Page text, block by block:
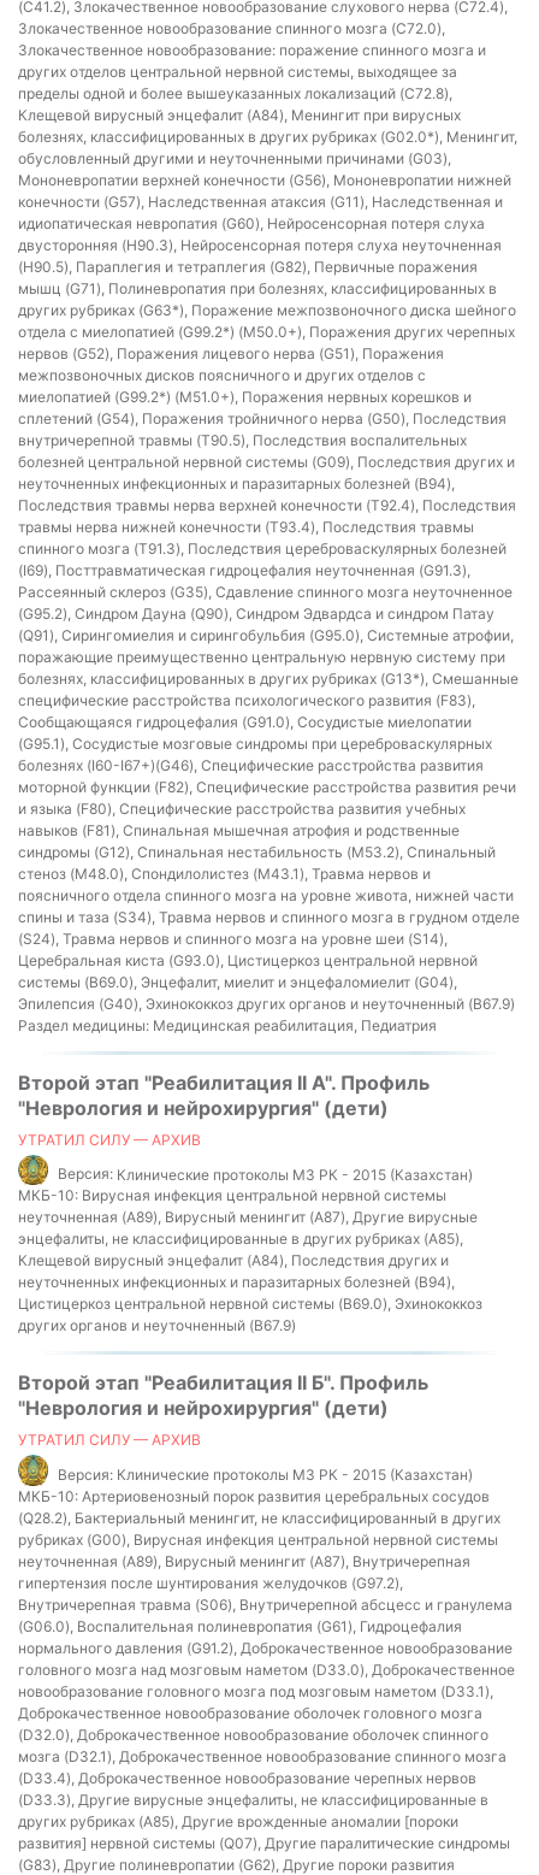
(C41.2), Злокачественное новообразование слухового нерва (C72.4),
Злокачественное новообразование спинного мозга (C72.0),
Злокачественное новообразование: поражение спинного мозга и
других отделов центральной нервной системы, выходящее за
пределы одной и более вышеуказанных локализаций (C72.8),
Клещевой вирусный энцефалит (A84), Менингит при вирусных
болезнях, классифицированных в других рубриках (G02.0*), Менингит,
обусловленный другими и неуточненными причинами (G03),
Мононевропатии верхней конечности (G56), Мононевропатии нижней
конечности (G57), Наследственная атаксия (G11), Наследственная и
идиопатическая невропатия (G60), Нейросенсорная потеря слуха
двусторонняя (H90.3), Нейросенсорная потеря слуха неуточненная
(H90.5), Параплегия и тетраплегия (G82), Первичные поражения
мышц (G71), Полиневропатия при болезнях, классифицированных в
других рубриках (G63*), Поражение межпозвоночного диска шейного
отдела с миелопатией (G99.2*) (M50.0+), Поражения других черепных
нервов (G52), Поражения лицевого нерва (G51), Поражения
межпозвоночных дисков поясничного и других отделов с
миелопатией (G99.2*) (M51.0+), Поражения нервных корешков и
сплетений (G54), Поражения тройничного нерва (G50), Последствия
внутричерепной травмы (T90.5), Последствия воспалительных
болезней центральной нервной системы (G09), Последствия других и
неуточненных инфекционных и паразитарных болезней (B94),
Последствия травмы нерва верхней конечности (T92.4), Последствия
травмы нерва нижней конечности (T93.4), Последствия травмы
спинного мозга (T91.3), Последствия цереброваскулярных болезней
(I69), Посттравматическая гидроцефалия неуточненная (G91.3),
Рассеянный склероз (G35), Сдавление спинного мозга неуточненное
(G95.2), Синдром Дауна (Q90), Синдром Эдвардса и синдром Патау
(Q91), Сирингомиелия и сирингобульбия (G95.0), Системные атрофии,
поражающие преимущественно центральную нервную систему при
болезнях, классифицированных в других рубриках (G13*), Смешанные
специфические расстройства психологического развития (F83),
Сообщающаяся гидроцефалия (G91.0), Сосудистые миелопатии
(G95.1), Сосудистые мозговые синдромы при цереброваскулярных
болезнях (I60-I67+)(G46), Специфические расстройства развития
моторной функции (F82), Специфические расстройства развития речи
и языка (F80), Специфические расстройства развития учебных
навыков (F81), Спинальная мышечная атрофия и родственные
синдромы (G12), Спинальная нестабильность (M53.2), Спинальный
стеноз (M48.0), Спондилолистез (M43.1), Травма нервов и
поясничного отдела спинного мозга на уровне живота, нижней части
спины и таза (S34), Травма нервов и спинного мозга в грудном отделе
(S24), Травма нервов и спинного мозга на уровне шеи (S14),
Церебральная киста (G93.0), Цистицеркоз центральной нервной
системы (B69.0), Энцефалит, миелит и энцефаломиелит (G04),
Эпилепсия (G40), Эхинококкоз других органов и неуточненный (B67.9)
Раздел медицины: Медицинская реабилитация, Педиатрия
Второй этап "Реабилитация II А". Профиль
"Неврология и нейрохирургия" (дети)
УТРАТИЛ СИЛУ — АРХИВ
Версия: Клинические протоколы МЗ РК - 2015 (Казахстан)
МКБ-10: Вирусная инфекция центральной нервной системы
неуточненная (A89), Вирусный менингит (A87), Другие вирусные
энцефалиты, не классифицированные в других рубриках (A85),
Клещевой вирусный энцефалит (A84), Последствия других и
неуточненных инфекционных и паразитарных болезней (B94),
Цистицеркоз центральной нервной системы (B69.0), Эхинококкоз
других органов и неуточненный (B67.9)
Второй этап "Реабилитация II Б". Профиль
"Неврология и нейрохирургия" (дети)
УТРАТИЛ СИЛУ — АРХИВ
Версия: Клинические протоколы МЗ РК - 2015 (Казахстан)
МКБ-10: Артериовенозный порок развития церебральных сосудов
(Q28.2), Бактериальный менингит, не классифицированный в других
рубриках (G00), Вирусная инфекция центральной нервной системы
неуточненная (A89), Вирусный менингит (A87), Внутричерепная
гипертензия после шунтирования желудочков (G97.2),
Внутричерепная травма (S06), Внутричерепной абсцесс и гранулема
(G06.0), Воспалительная полиневропатия (G61), Гидроцефалия
нормального давления (G91.2), Доброкачественное новообразование
головного мозга над мозговым наметом (D33.0), Доброкачественное
новообразование головного мозга под мозговым наметом (D33.1),
Доброкачественное новообразование оболочек головного мозга
(D32.0), Доброкачественное новообразование оболочек спинного
мозга (D32.1), Доброкачественное новообразование спинного мозга
(D33.4), Доброкачественное новообразование черепных нервов
(D33.3), Другие вирусные энцефалиты, не классифицированные в
других рубриках (A85), Другие врожденные аномалии [пороки
развития] нервной системы (Q07), Другие паралитические синдромы
(G83), Другие полиневропатии (G62), Другие пороки развития